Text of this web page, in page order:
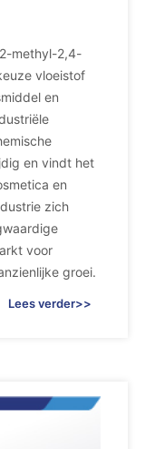
methyl-2,4-
vloeistof
en
en vindt het
en
zich
voor
groei.
Lees verder>>